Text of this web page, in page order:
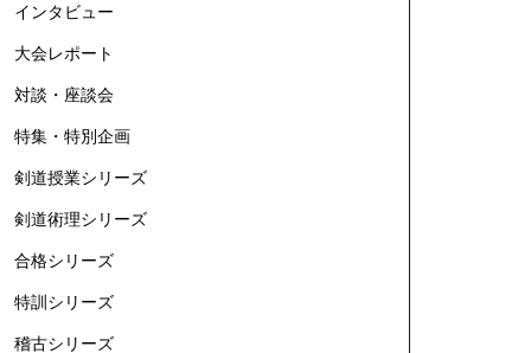
インタビュー
大会レポート
対談・座談会
特集・特別企画
剣道授業シリーズ
剣道術理シリーズ
合格シリーズ
特訓シリーズ
稽古シリーズ